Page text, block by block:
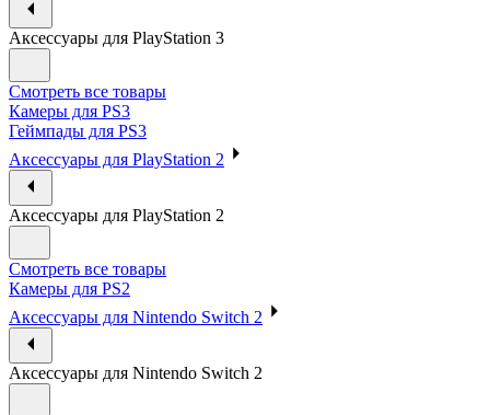
Аксессуары для PlayStation 3
Смотреть все товары
Камеры для PS3
Геймпады для PS3
Аксессуары для PlayStation 2
Аксессуары для PlayStation 2
Смотреть все товары
Камеры для PS2
Аксессуары для Nintendo Switch 2
Аксессуары для Nintendo Switch 2